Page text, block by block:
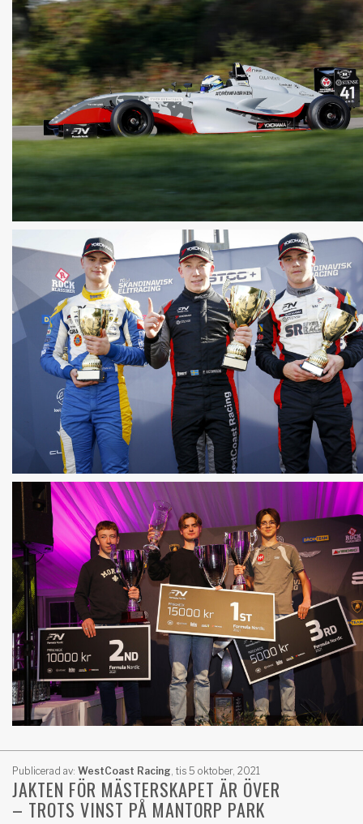
Publicerad av: WestCoast Racing, tis 5 oktober, 2021
JAKTEN FÖR MÄSTERSKAPET ÄR ÖVER
– TROTS VINST PÅ MANTORP PARK